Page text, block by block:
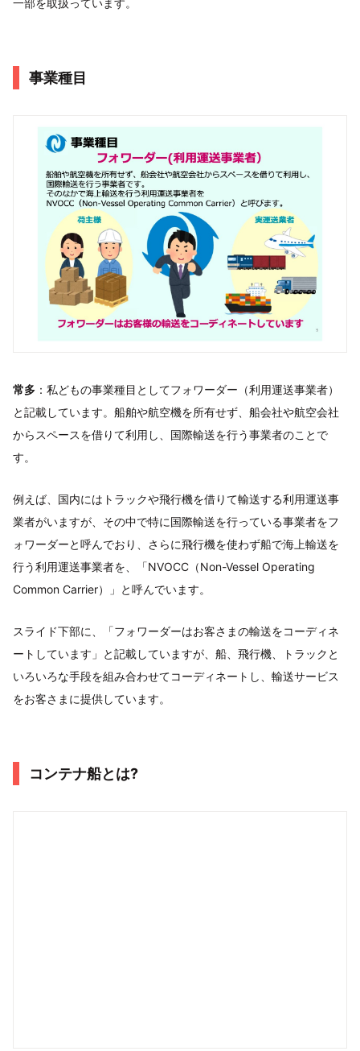
一部を取扱っています。
事業種目
常多 ：私どもの事業種目としてフォワーダー（利用運送事業者）
と記載しています。船舶や航空機を所有せず、船会社や航空会社
からスペースを借りて利用し、国際輸送を行う事業者のことで
す。
例えば、国内にはトラックや飛行機を借りて輸送する利用運送事
業者がいますが、その中で特に国際輸送を行っている事業者をフ
ォワーダーと呼んでおり、さらに飛行機を使わず船で海上輸送を
行う利用運送事業者を、「NVOCC（Non-Vessel Operating
Common Carrier）」と呼んでいます。
スライド下部に、「フォワーダーはお客さまの輸送をコーディネ
ートしています」と記載していますが、船、飛行機、トラックと
いろいろな手段を組み合わせてコーディネートし、輸送サービス
をお客さまに提供しています。
コンテナ船とは?